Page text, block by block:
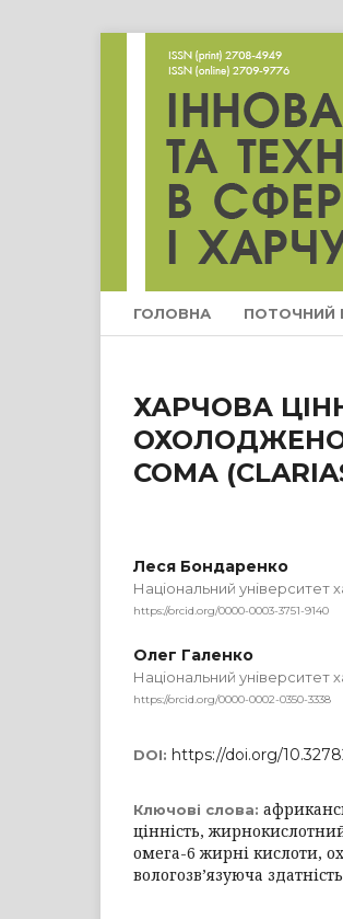
ГОЛОВНА ПОТОЧНИЙ
ХАРЧОВА
СОМА
Леся Бондаренко
Національний університет
https://orcid.org/0000-0003-3751-9140
Олег Галенко
Національний університет
https://orcid.org/0000-0002-0350-3338
DOI: https://doi.org/
Ключові слова:
цінність,
омега-6 жирні кислоти,
вологозв’язуюча здатність